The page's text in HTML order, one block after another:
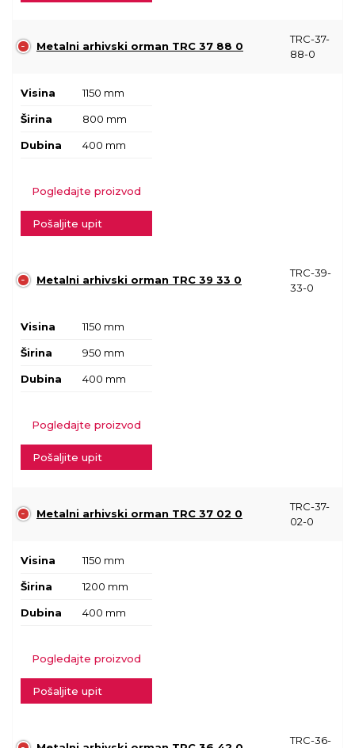
Metalni arhivski orman TRC 37 88 0
TRC-37-
88-0
Visina 1150 mm
Širina 800 mm
Dubina 400 mm
Pogledajte proizvod
Pošaljite upit
Metalni arhivski orman TRC 39 33 0
TRC-39-
33-0
Visina 1150 mm
Širina 950 mm
Dubina 400 mm
Pogledajte proizvod
Pošaljite upit
Metalni arhivski orman TRC 37 02 0
TRC-37-
02-0
Visina 1150 mm
Širina 1200 mm
Dubina 400 mm
Pogledajte proizvod
Pošaljite upit
TRC-36-